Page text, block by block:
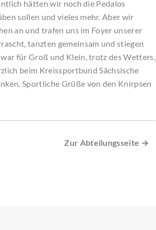
hätten wir noch die Pedalos
sollen und vieles mehr. Aber wir
an und trafen uns im Foyer unserer
tanzten gemeinsam und stiegen
für Groß und Klein, trotz des Wetters,
beim Kreissportbund Sächsische
Sportliche Grüße von den Knirpsen
Zur Abteilungsseite →